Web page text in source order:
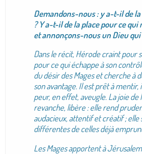
Demandons-nous : y a-t-il de
? Y a-t-il de la place pour ce
et annonçons-nous un Dieu
Dans le récit, Hérode craint pour
pour ce qui échappe à son
du désir des Mages et cherche à
son avantage. Il est prêt à mentir,
peur, en effet, aveugle. La joie de
revanche, libère : elle rend
audacieux, attentif et créatif ; elle
différentes de celles déjà
Les Mages apportent à